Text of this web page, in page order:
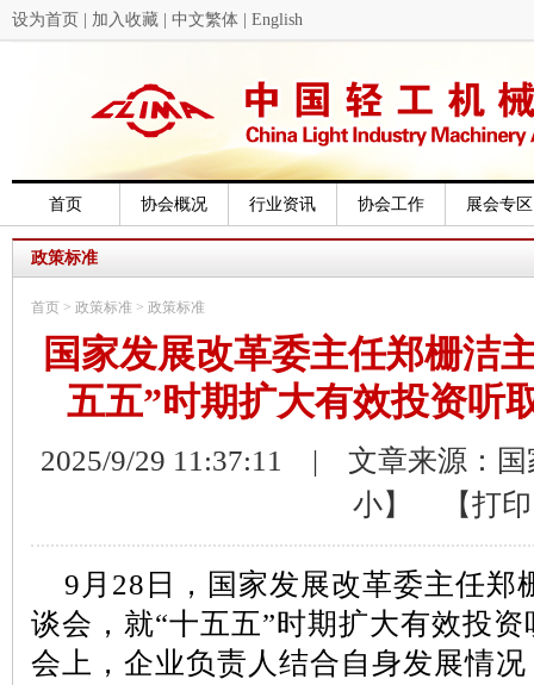
设为首页 加入收藏 中文繁体 English
首页 协会概况 行业资讯 协会工作 展会专区
政策标准
首页 > 政策标准 > 政策标准
国家发展改革委主任郑栅洁
五五”时期扩大有效投资听
2025/9/29 11:37:11 | 文章来源：
小】
【打
9 月 28 日，国家发展改革委主任郑
谈会，就“十五五”时期扩大有效投
会上，企业负责人结合自身发展情